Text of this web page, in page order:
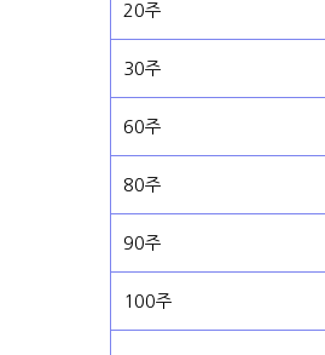
20주
30주
60주
80주
90주
100주